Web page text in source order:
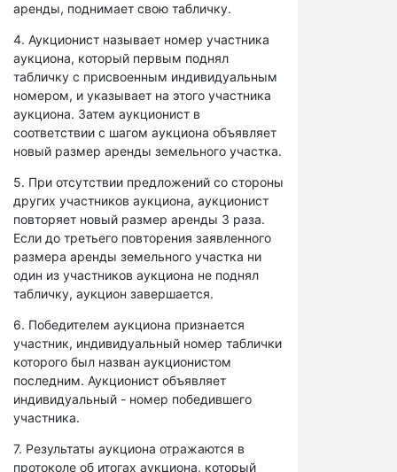
аренды, поднимает свою табличку.
4. Аукционист называет номер участника
аукциона, который первым поднял
табличку с присвоенным индивидуальным
номером, и указывает на этого участника
аукциона. Затем аукционист в
соответствии с шагом аукциона объявляет
новый размер аренды земельного участка.
5. При отсутствии предложений со стороны
других участников аукциона, аукционист
повторяет новый размер аренды 3 раза.
Если до третьего повторения заявленного
размера аренды земельного участка ни
один из участников аукциона не поднял
табличку, аукцион завершается.
6. Победителем аукциона признается
участник, индивидуальный номер таблички
которого был назван аукционистом
последним. Аукционист объявляет
индивидуальный - номер победившего
участника.
7. Результаты аукциона отражаются в
протоколе об итогах аукциона, который